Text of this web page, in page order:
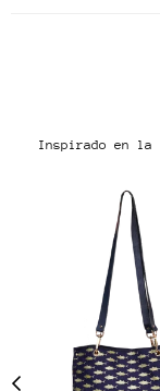
Inspirado en la